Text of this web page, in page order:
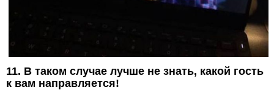
11. В таком случае лучше не знать, какой гость
к вам направляется!